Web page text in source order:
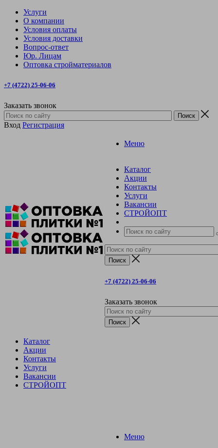
Услуги
О компании
Условия оплаты
Условия доставки
Вопрос-ответ
Юр. Лицам
Оптовка стройматериалов
+7 (4722) 25-06-06
Заказать звонок
Вход Регистрация
Меню
Каталог
Акции
Контакты
Услуги
Вакансии
СТРОЙОПТ
+7 (4722) 25-06-06
Заказать звонок
Каталог
Акции
Контакты
Услуги
Вакансии
СТРОЙОПТ
Меню